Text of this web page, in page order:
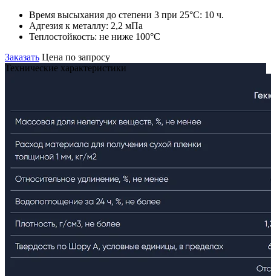
Время высыхания до степени 3 при 25°С: 10 ч.
Адгезия к металлу: 2,2 мПа
Теплостойкость: не ниже 100°С
Заказать Цена по запросу
Технические характеристики